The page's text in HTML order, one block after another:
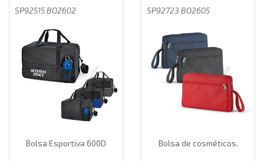
SP92515 BO2602
Bolsa Esportiva 600D
SP92723 BO2605
Bolsa de cosméticos.